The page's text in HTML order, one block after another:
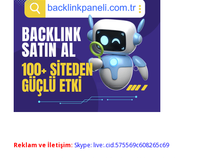
Reklam ve İletişim: Skype: live:.cid.575569c608265c69